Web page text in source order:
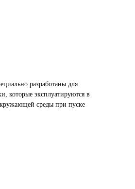
разработаны для
которые эксплуатируются в
среды при пуске